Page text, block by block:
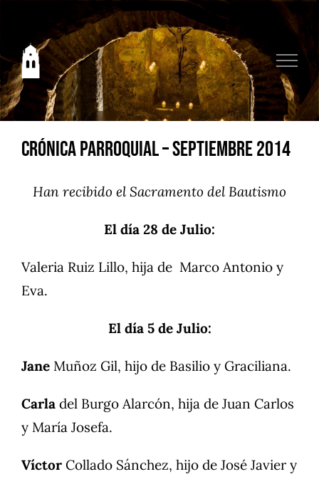
contenido
Crónica Parroquial – Septiembre 2014
Han recibido el Sacramento del Bautismo
El día 28 de Julio:
Valeria Ruiz Lillo, hija de Marco Antonio y
Eva.
El día 5 de Julio:
Jane Muñoz Gil, hijo de Basilio y Graciliana.
Carla del Burgo Alarcón, hija de Juan Carlos
y María Josefa.
Víctor Collado Sánchez, hijo de José Javier y